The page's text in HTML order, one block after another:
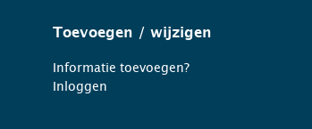
Toevoegen / wijzigen
Informatie toevoegen?
Inloggen